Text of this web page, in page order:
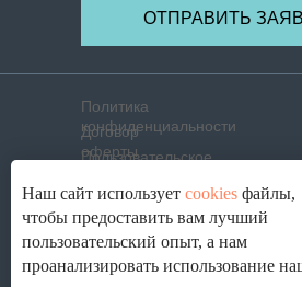
ОТПРАВИТЬ
Политика
конфиденциальности
Согласие на обработку
ПД
cookies
Пользовательское
Договор
оферты
Наш сайт использует cookies файлы,
чтобы предоставить вам лучший
пользовательский опыт, а нам
проанализировать использование